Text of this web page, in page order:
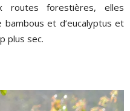
routes forestières, elles
et d’eucalyptus et
plus sec.